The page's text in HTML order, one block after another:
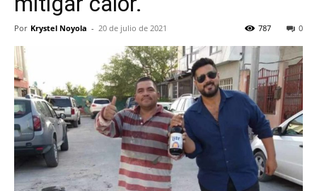
Por Krystel Noyola - 20 de julio de 2021 0
787